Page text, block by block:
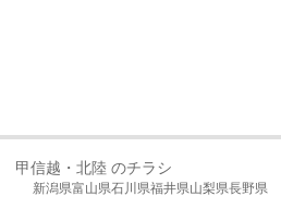
甲信越・北陸 のチラシ
新潟県富山県石川県福井県山梨県長野県